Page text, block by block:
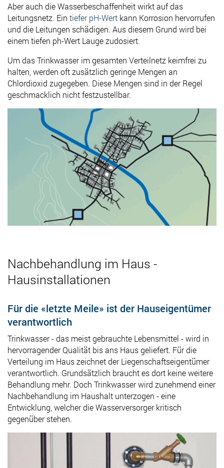
Aber auch die Wasserbeschaffenheit wirkt auf das
Leitungsnetz. Ein tiefer pH-Wert kann Korrosion hervorrufen
und die Leitungen schädigen. Aus diesem Grund wird bei
einem tiefen ph-Wert Lauge zudosiert.
Um das Trinkwasser im gesamten Verteilnetz keimfrei zu
halten, werden oft zusätzlich geringe Mengen an
Chlordioxid zugegeben. Diese Mengen sind in der Regel
geschmacklich nicht festzustellbar.
Nachbehandlung im Haus -
Hausinstallationen
Für die «letzte Meile» ist der Hauseigentümer
verantwortlich
Trinkwasser - das meist gebrauchte Lebensmittel - wird in
hervorragender Qualität bis ans Haus geliefert. Für die
Verteilung im Haus zeichnet der Liegenschaftseigentümer
verantwortlich. Grundsätzlich braucht es dort keine weitere
Behandlung mehr. Doch Trinkwasser wird zunehmend einer
Nachbehandlung im Haushalt unterzogen - eine
Entwicklung, welcher die Wasserversorger kritisch
gegenüber stehen.